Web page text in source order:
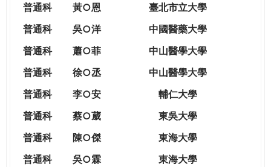
CITIZENSHIP
普通科
黃○恩
臺北市立大學
普通科 吳○洋
中國醫藥大學
普通科
蕭○菲
中山醫學大學
普通科
徐○丞
中山醫學大學
普通科
李○安
輔仁大學
普通科
蔡○葳
東吳大學
普通科
陳○傑
東海大學
普通科
吳○霖
東海大學